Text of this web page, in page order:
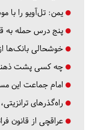
یمن: تل‌آویو را با
پنج درس‌ حمله به
خوشحالی بانک‌ها از
چه کسی پشت ذهنیت
امام جماعت این مسجد در ۳ سال،
راه‌گذرهای
عراقچی از قانون